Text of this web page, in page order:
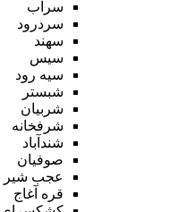
سراب
سردرود
سهند
سیس
سیه رود
شبستر
شربیان
شرفخانه
شندآباد
صوفیان
عجب شیر
قره آغاج